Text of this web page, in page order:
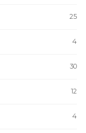
25
4
30
12
4